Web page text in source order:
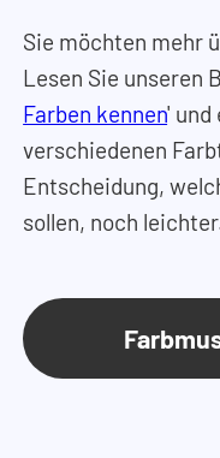
Sie möchten mehr
Lesen Sie unseren
Farben kennen' und
verschiedenen
Entscheidung,
sollen, noch